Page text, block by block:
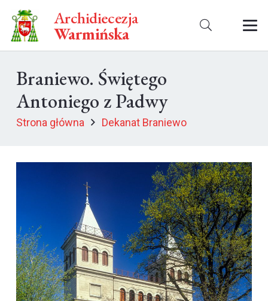
Archidiecezja
Warmińska
Braniewo. Świętego
Antoniego z Padwy
Strona główna Dekanat Braniewo